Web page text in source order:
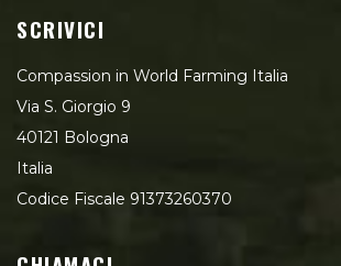
SCRIVICI
Compassion in World Farming Italia
Via S. Giorgio 9
40121 Bologna
Italia
Codice Fiscale 91373260370